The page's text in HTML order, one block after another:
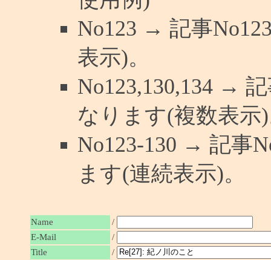
No123 → 記事
表示)。
No123,130,134 →
なります(複数表示
No123-130 → 記事
ます(連続表示)。
Name
/
E-Mail
/
Title
/